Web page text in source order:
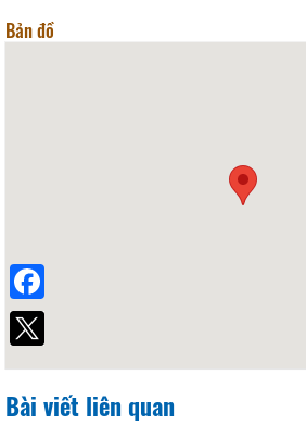
Bản đồ
Bài viết liên quan
Facebook